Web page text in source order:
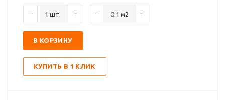
В КОРЗИНУ
КУПИТЬ В 1 КЛИК